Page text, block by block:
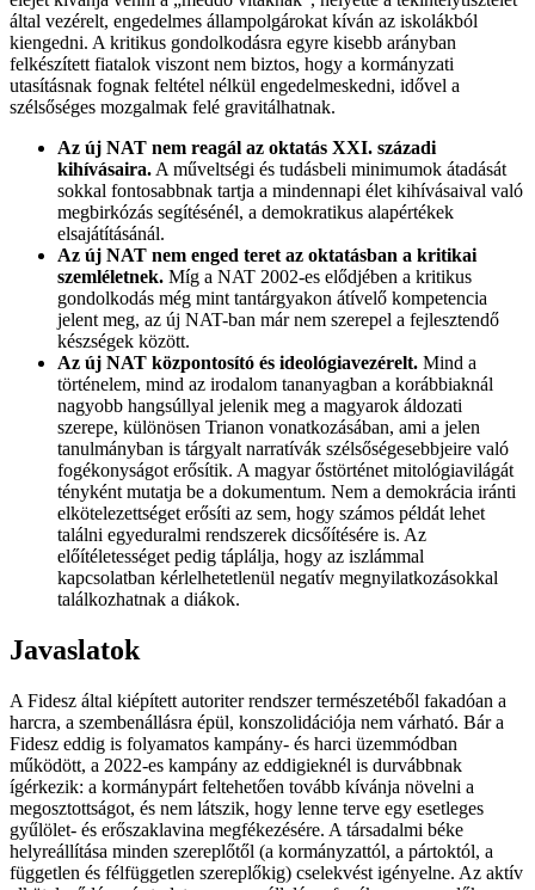
által vezérelt, engedelmes állampolgárokat kíván az iskolákból
kiengedni. A kritikus gondolkodásra egyre kisebb arányban
felkészített fiatalok viszont nem biztos, hogy a kormányzati
utasításnak fognak feltétel nélkül engedelmeskedni, idővel a
szélsőséges mozgalmak felé gravitálhatnak.
Az új NAT nem reagál az oktatás XXI. századi
kihívásaira. A műveltségi és tudásbeli minimumok átadását
sokkal fontosabbnak tartja a mindennapi élet kihívásaival való
megbirkózás segítésénél, a demokratikus alapértékek
elsajátításánál.
Az új NAT nem enged teret az oktatásban a kritikai
szemléletnek. Míg a NAT 2002-es elődjében a kritikus
gondolkodás még mint tantárgyakon átívelő kompetencia
jelent meg, az új NAT-ban már nem szerepel a fejlesztendő
készségek között.
Az új NAT központosító és ideológiavezérelt. Mind a
történelem, mind az irodalom tananyagban a korábbiaknál
nagyobb hangsúllyal jelenik meg a magyarok áldozati
szerepe, különösen Trianon vonatkozásában, ami a jelen
tanulmányban is tárgyalt narratívák szélsőségesebbjeire való
fogékonyságot erősítik. A magyar őstörténet mitológiavilágát
tényként mutatja be a dokumentum. Nem a demokrácia iránti
elkötelezettséget erősíti az sem, hogy számos példát lehet
találni egyeduralmi rendszerek dicsőítésére is. Az
előítéletességet pedig táplálja, hogy az iszlámmal
kapcsolatban kérlelhetetlenül negatív megnyilatkozásokkal
találkozhatnak a diákok.
Javaslatok
A Fidesz által kiépített autoriter rendszer természetéből fakadóan a
harcra, a szembenállásra épül, konszolidációja nem várható. Bár a
Fidesz eddig is folyamatos kampány- és harci üzemmódban
működött, a 2022-es kampány az eddigieknél is durvábbnak
ígérkezik: a kormánypárt feltehetően tovább kívánja növelni a
megosztottságot, és nem látszik, hogy lenne terve egy esetleges
gyűlölet- és erőszaklavina megfékezésére. A társadalmi béke
helyreállítása minden szereplőtől (a kormányzattól, a pártoktól, a
független és félfüggetlen szereplőkig) cselekvést igényelne. Az aktív